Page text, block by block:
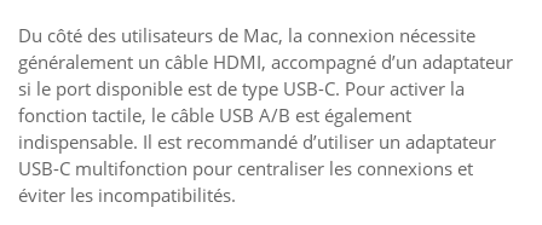
Du côté des utilisateurs de Mac, la connexion nécessite
généralement un câble HDMI, accompagné d’un adaptateur
si le port disponible est de type USB-C. Pour activer la
fonction tactile, le câble USB A/B est également
indispensable. Il est recommandé d’utiliser un adaptateur
USB-C multifonction pour centraliser les connexions et
éviter les incompatibilités.